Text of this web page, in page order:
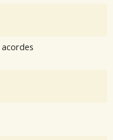
acordes